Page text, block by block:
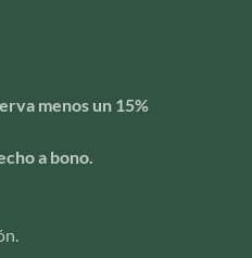
menos un 15%
a bono.